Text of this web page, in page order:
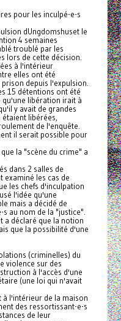
pour les inculpé-e-s
dUngdomshuset le
4 semaines
troublé par les
lors de cette décision.
à l'intérieur
elles ont été
depuis l'expulsion.
15 détentions ont été
libération irait à
y avait de grandes
étaient libérées,
de l'enquête.
il serait possible pour
la "scène du crime" a
dans 2 salles de
examiné les cas de
les chefs d'inculpation
l'idée qu'une
mais a décidé de
au nom de la "justice".
a déclaré que la notion
que la possibilité d'une
(criminelles) du
violence sur des
à l'accès d'une
(une loi qui n'avait
à l'intérieur de la maison
des ressortissant-e-s
de leur